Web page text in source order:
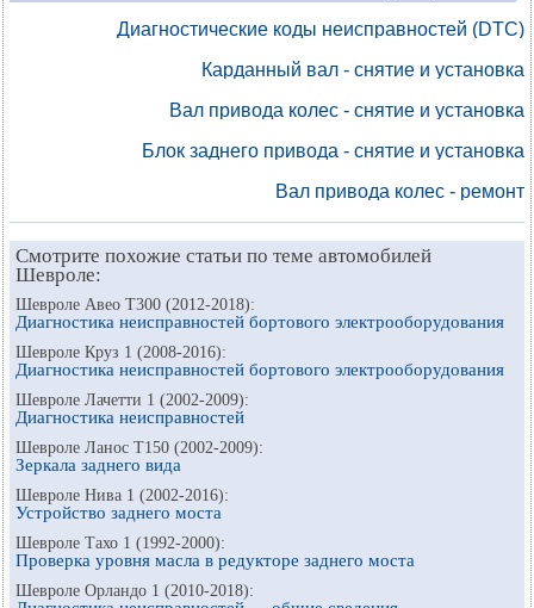
Диагностические коды неисправностей (DTC)
Карданный вал - снятие и установка
Вал привода колес - снятие и установка
Блок заднего привода - снятие и установка
Вал привода колес - ремонт
Смотрите похожие статьи по теме автомобилей
Шевроле:
Шевроле Авео Т300 (2012-2018):
Диагностика неисправностей бортового электрооборудования
Шевроле Круз 1 (2008-2016):
Диагностика неисправностей бортового электрооборудования
Шевроле Лачетти 1 (2002-2009):
Диагностика неисправностей
Шевроле Ланос Т150 (2002-2009):
Зеркала заднего вида
Шевроле Нива 1 (2002-2016):
Устройство заднего моста
Шевроле Тахо 1 (1992-2000):
Проверка уровня масла в редукторе заднего моста
Шевроле Орландо 1 (2010-2018):